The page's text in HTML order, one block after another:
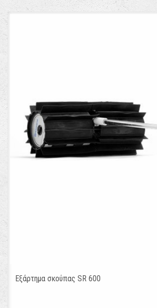
Εξάρτημα σκούπας SR 600